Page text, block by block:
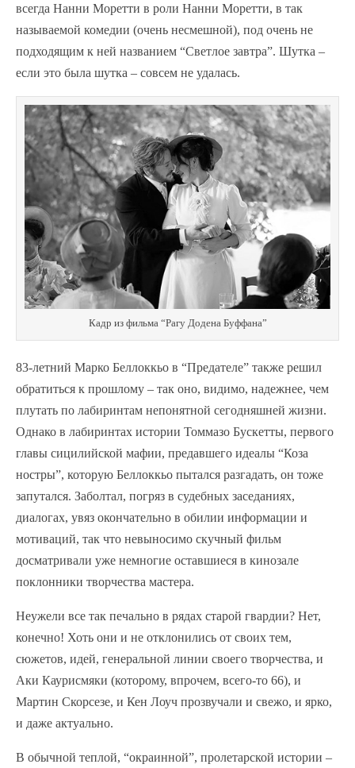
всегда Нанни Моретти в роли Нанни Моретти, в так
называемой комедии (очень несмешной), под очень не
подходящим к ней названием “Светлое завтра”. Шутка –
если это была шутка – совсем не удалась.
Кадр из фильма “Рагу Додена Буффана”
83-летний Марко Беллоккьо в “Предателе” также решил
обратиться к прошлому – так оно, видимо, надежнее, чем
плутать по лабиринтам непонятной сегодняшней жизни.
Однако в лабиринтах истории Томмазо Бускетты, первого
главы сицилийской мафии, предавшего идеалы “Коза
ностры”, которую Беллоккьо пытался разгадать, он тоже
запутался. Заболтал, погряз в судебных заседаниях,
диалогах, увяз окончательно в обилии информации и
мотиваций, так что невыносимо скучный фильм
досматривали уже немногие оставшиеся в кинозале
поклонники творчества мастера.
Неужели все так печально в рядах старой гвардии? Нет,
конечно! Хоть они и не отклонились от своих тем,
сюжетов, идей, генеральной линии своего творчества, и
Аки Каурисмяки (которому, впрочем, всего-то 66), и
Мартин Скорсезе, и Кен Лоуч прозвучали и свежо, и ярко,
и даже актуально.
В обычной теплой, “окраинной”, пролетарской истории –